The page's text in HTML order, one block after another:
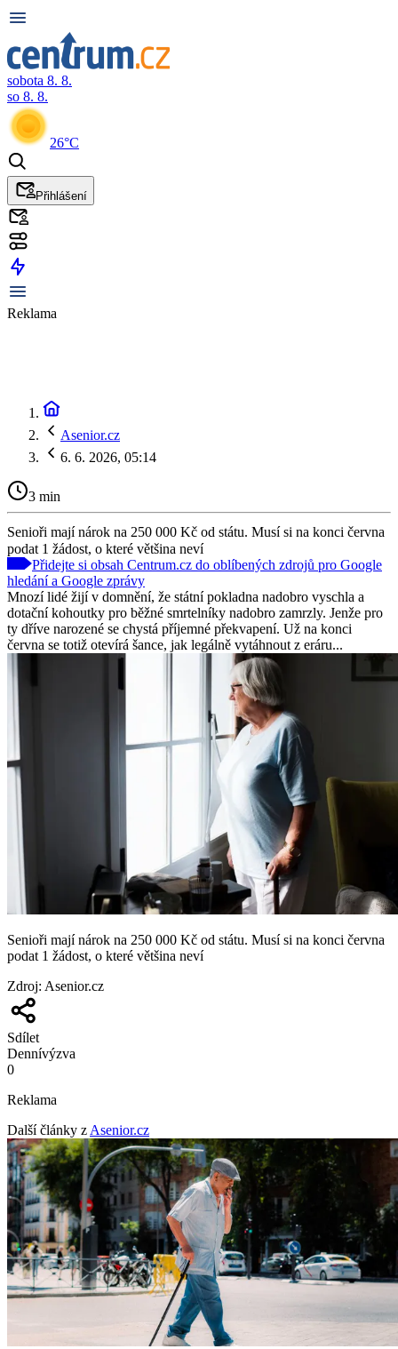
sobota 8. 8.
so 8. 8.
26°C
Přihlášení
Reklama
Asenior.cz
6. 6. 2026, 05:14
3 min
Senioři mají nárok na 250 000 Kč od státu. Musí si na konci června
podat 1 žádost, o které většina neví
Přidejte si obsah Centrum.cz do oblíbených zdrojů pro Google
hledání a Google zprávy
Mnozí lidé žijí v domnění, že státní pokladna nadobro vyschla a
dotační kohoutky pro běžné smrtelníky nadobro zamrzly. Jenže pro
ty dříve narozené se chystá příjemné překvapení. Už na konci
června se totiž otevírá šance, jak legálně vytáhnout z eráru...
Senioři mají nárok na 250 000 Kč od státu. Musí si na konci června
podat 1 žádost, o které většina neví
Zdroj: Asenior.cz
Sdílet
Dennívýzva
0
Reklama
Další články zAsenior.cz